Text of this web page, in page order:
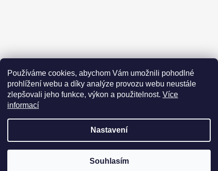
Používáme cookies, abychom Vám umožnili pohodlné
prohlížení webu a díky analýze provozu webu neustále
zlepšovali jeho funkce, výkon a použitelnost. Více
informací
Nastavení
Souhlasím
DOVOLENÁ 25.7.2026 - 4.8.2026 Objednávky a formuláře budou
Kontakt
Obchodní podmínky
Podmínky ochrany osobních údajů
Prohlášení odpovědnosti
Moje objednávka
Copyright 2026Kanaznojmo cesta ke zdraví. Všechna práva
vyhrazena.